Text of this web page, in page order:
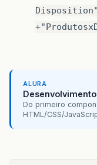
ALURA
Do primeiro
HTML/CSS/